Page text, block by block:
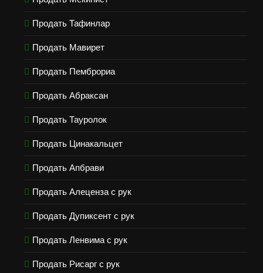
Продать Тафинлар
Продать Мавирет
Продать Пемброриа
Продать Абраксан
Продать Тауролок
Продать Цинакальцет
Продать Апбрави
Продать Алеценза с рук
Продать Дупиксент с рук
Продать Ленвима с рук
Продать Рисарг с рук